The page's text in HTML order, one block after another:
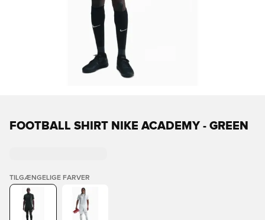
FOOTBALL SHIRT NIKE ACADEMY - GREEN
TILGÆNGELIGE FARVER